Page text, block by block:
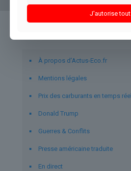
À propos d’Actus-Eco.fr
Mentions légales
Prix des carburants en temps réel
Donald Trump
Guerres & Conflits
Presse américaine traduite
En direct
J'autorise tout